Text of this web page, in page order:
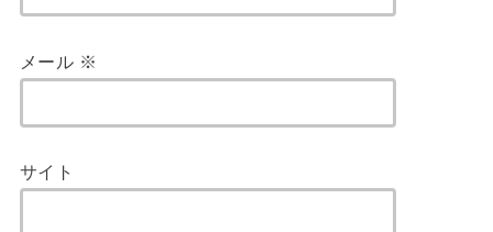
メール ※
サイト